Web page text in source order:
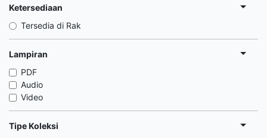
Ketersediaan
Tersedia di Rak
Lampiran
PDF
Audio
Video
Tipe Koleksi